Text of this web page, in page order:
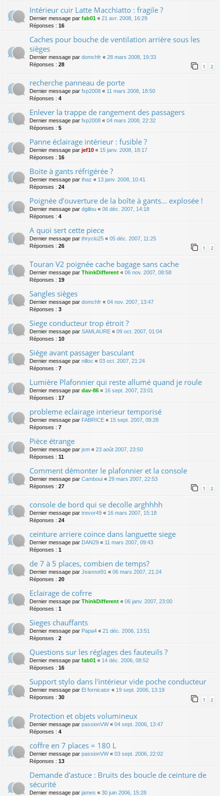
Intérieur cuir Latte Macchiatto : fragile ?
Dernier message par fab01 « 21 avr. 2008, 16:29
Réponses : 16
Caches pour bouche de ventilation arrière sous les
sièges
Dernier message par domchfr « 28 mars 2008, 19:33
Réponses : 28 1 2
recherche panneau de porte
Dernier message par fxp2008 « 11 mars 2008, 18:50
Réponses : 4
Enlever la trappe de rangement des passagers
Dernier message par fxp2008 « 04 mars 2008, 22:32
Réponses : 5
Panne éclairage intérieur : fusible ?
Dernier message par jef10 « 15 janv. 2008, 18:17
Réponses : 16
Boite à gants réfrigérée ?
Dernier message par thaz « 13 janv. 2008, 10:41
Réponses : 24
Poignée d'ouverture de la boîte à gants... explosée !
Dernier message par dgillou « 06 déc. 2007, 14:18
Réponses : 4
A quoi sert cette piece
Dernier message par thryclo25 « 05 déc. 2007, 11:25
Réponses : 26 1 2
Touran V2 poignée cache bagage sans cache
Dernier message par ThinkDifferent « 06 nov. 2007, 08:58
Réponses : 19
Sangles sièges
Dernier message par domchfr « 04 nov. 2007, 13:47
Réponses : 3
Siege conducteur trop étroit ?
Dernier message par SAMLAURE « 09 oct. 2007, 01:04
Réponses : 10
Siége avant passager basculant
Dernier message par nilloc « 03 oct. 2007, 21:24
Réponses : 7
Lumière Plafonnier qui reste allumé quand je roule
Dernier message par dav-86 « 16 sept. 2007, 23:01
Réponses : 17
probleme eclairage interieur temporisé
Dernier message par FABRICE « 15 sept. 2007, 09:28
Réponses : 7
Pièce étrange
Dernier message par jsm « 23 août 2007, 23:50
Réponses : 11
Comment démonter le plafonnier et la console
Dernier message par Camboui « 29 mars 2007, 22:53
Réponses : 27 1 2
console de bord qui se decolle arghhhh
Dernier message par trevor49 « 16 mars 2007, 15:18
Réponses : 24
ceinture arriere coince dans languette siege
Dernier message par DAN29 « 11 mars 2007, 09:43
Réponses : 1
de 7 à 5 places, combien de temps?
Dernier message par Jeannot91 « 06 mars 2007, 21:24
Réponses : 20
Eclairage de cofrre
Dernier message par ThinkDifferent « 06 janv. 2007, 23:00
Réponses : 1
Sieges chauffants
Dernier message par Papa4 « 21 déc. 2006, 13:51
Réponses : 2
Questions sur les réglages des fauteuils ?
Dernier message par fab01 « 14 déc. 2006, 08:52
Réponses : 16
Support stylo dans l'intérieur vide poche conducteur
Dernier message par El fornicator « 19 sept. 2006, 13:19
Réponses : 30 1 2
Protection et objets volumineux
Dernier message par passionVW« 04 sept. 2006, 13:47
Réponses : 4
coffre en 7 places = 180 L
Dernier message par passionVW« 03 sept. 2006, 22:02
Réponses : 13
Demande d'astuce : Bruits des boucle de ceinture de
sécurité
Dernier message par james « 30 juin 2006, 15:28